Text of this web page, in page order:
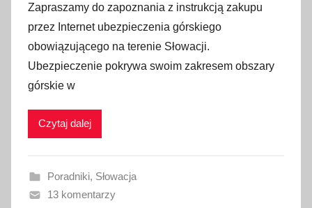
u
b
l
i
k
a
2
Zapraszamy do zapoznania z instrukcją zakupu
przez Internet ubezpieczenia górskiego
obowiązującego na terenie Słowacji.
Ubezpieczenie pokrywa swoim zakresem obszary
górskie w
Czytaj dalej
Poradniki, Słowacja
13 komentarzy